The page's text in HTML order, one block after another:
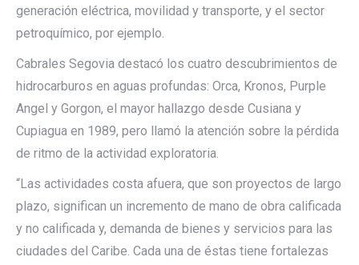
generación eléctrica, movilidad y transporte, y el sector
petroquímico, por ejemplo.
Cabrales Segovia destacó los cuatro descubrimientos de
hidrocarburos en aguas profundas: Orca, Kronos, Purple
Angel y Gorgon, el mayor hallazgo desde Cusiana y
Cupiagua en 1989, pero llamó la atención sobre la pérdida
de ritmo de la actividad exploratoria.
“Las actividades costa afuera, que son proyectos de largo
plazo, significan un incremento de mano de obra calificada
y no calificada y, demanda de bienes y servicios para las
ciudades del Caribe. Cada una de éstas tiene fortalezas